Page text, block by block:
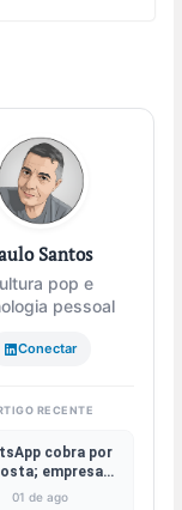
Santos
pop e
pessoal
Conectar
RECENTE
cobra por
empresas
apps próprios
01 de ago